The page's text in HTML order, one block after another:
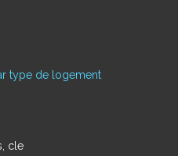
type de logement
cle